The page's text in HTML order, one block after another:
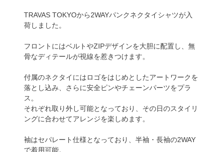
TRAVAS TOKYOから2WAYパンクネクタイシャツが入
荷しました。
フロントにはベルトやZIPデザインを大胆に配置し、無
骨なディテールが視線を惹きつけます。
付属のネクタイにはロゴをはじめとしたアートワークを
落とし込み、さらに安全ピンやチェーンパーツをプラ
ス。
それぞれ取り外し可能となっており、その日のスタイリ
ングに合わせてアレンジを楽しめます。
袖はセパレート仕様となっており、半袖・長袖の2WAY
で着用可能。